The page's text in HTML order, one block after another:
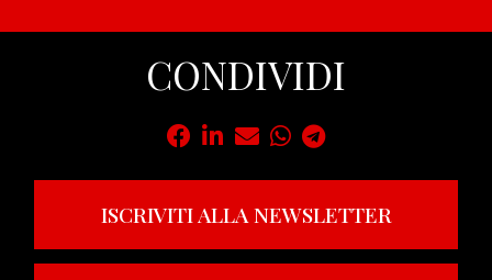
CONDIVIDI
ISCRIVITI ALLA NEWSLETTER